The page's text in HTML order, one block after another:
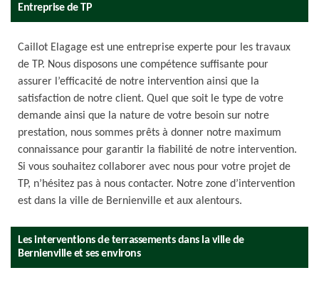
Entreprise de TP
Caillot Elagage est une entreprise experte pour les travaux
de TP. Nous disposons une compétence suffisante pour
assurer l’efficacité de notre intervention ainsi que la
satisfaction de notre client. Quel que soit le type de votre
demande ainsi que la nature de votre besoin sur notre
prestation, nous sommes prêts à donner notre maximum
connaissance pour garantir la fiabilité de notre intervention.
Si vous souhaitez collaborer avec nous pour votre projet de
TP, n’hésitez pas à nous contacter. Notre zone d’intervention
est dans la ville de Bernienville et aux alentours.
Les interventions de terrassements dans la ville de
Bernienville et ses environs